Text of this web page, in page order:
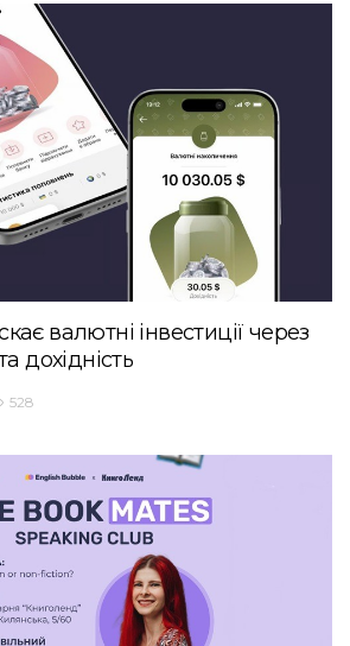
валютні інвестиції через
дохідність
528